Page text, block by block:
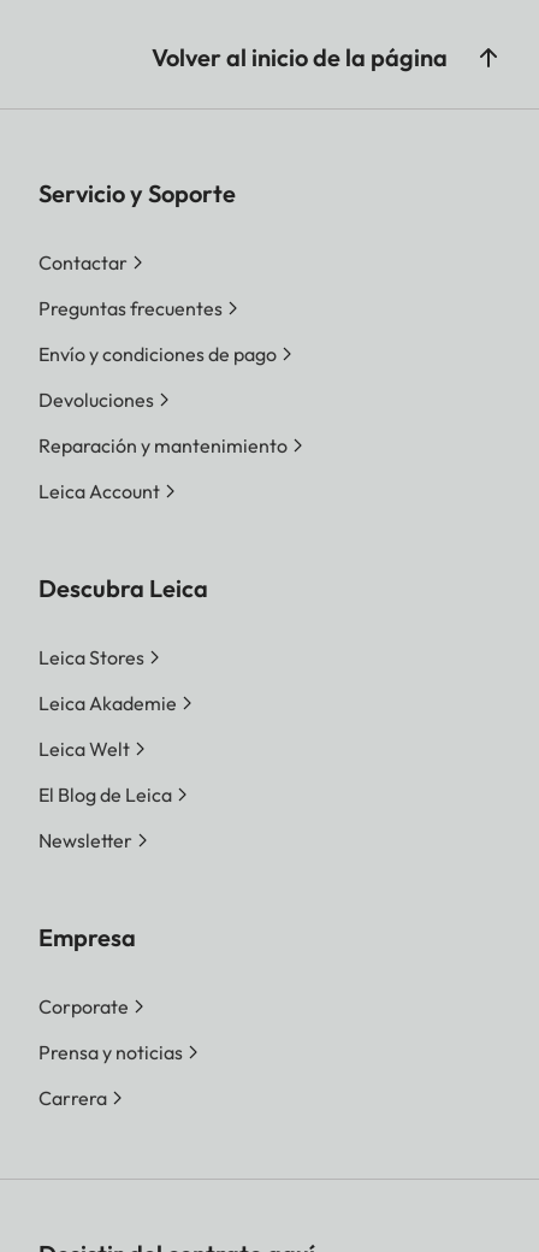
Volver al inicio de la página
Servicio y Soporte
Contactar
Preguntas frecuentes
Envío y condiciones de pago
Devoluciones
Reparación y mantenimiento
Leica Account
Descubra Leica
Leica Stores
Leica Akademie
Leica Welt
El Blog de Leica
Newsletter
Empresa
Corporate
Prensa y noticias
Carrera